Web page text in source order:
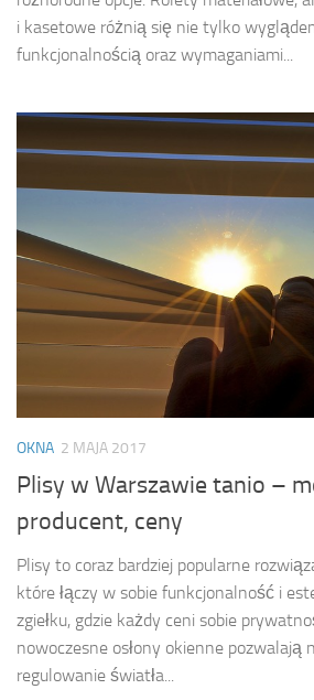
i kasetowe różnią się nie tylko
funkcjonalnością oraz wymaganiami...
OKNA 2 MAJA 2017
Plisy w Warszawie tanio –
producent, ceny
Plisy to coraz bardziej popularne
które łączy w sobie funkcjonalność i
zgiełku, gdzie każdy ceni sobie
nowoczesne osłony okienne pozwalają
regulowanie światła...